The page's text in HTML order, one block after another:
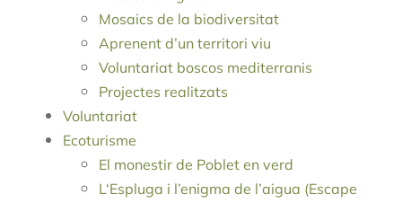
Mosaics de la biodiversitat
Aprenent d’un territori viu
Voluntariat boscos mediterranis
Projectes realitzats
Voluntariat
Ecoturisme
El monestir de Poblet en verd
L‘Espluga i l’enigma de l’aigua (Escape